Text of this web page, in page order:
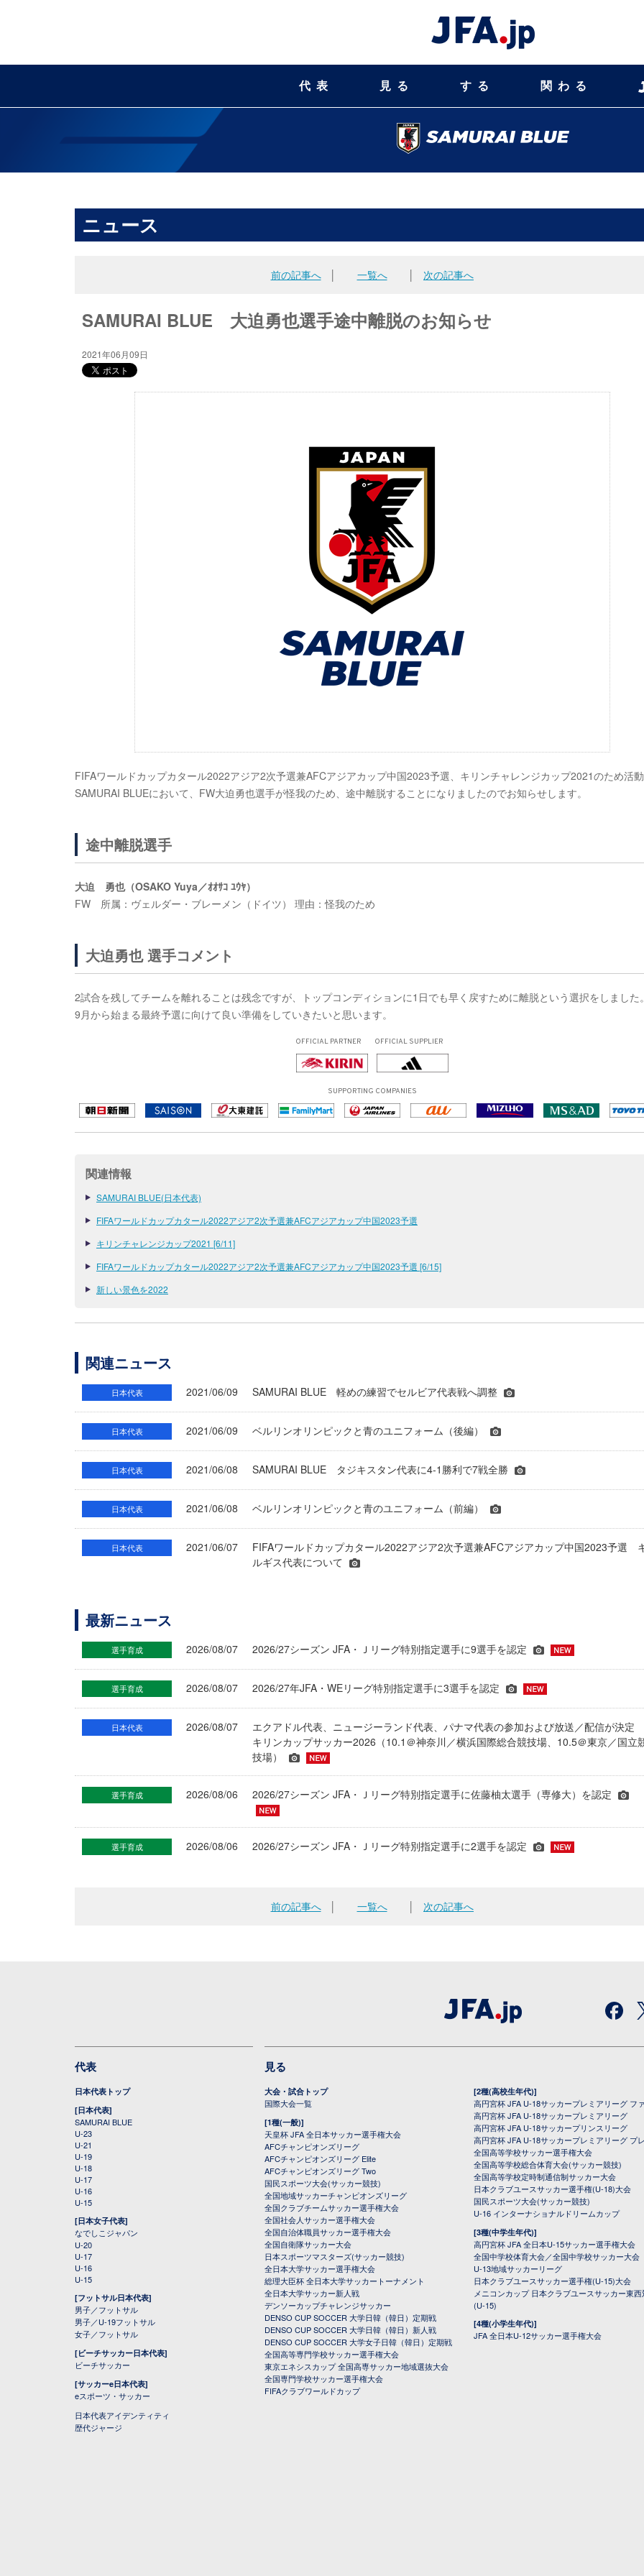
代表 見る する 関わる
ニュース
前の記事へ│ 一覧へ 次の記事へ
SAMURAI BLUE 大迫勇也選手途中離脱のお知らせ
2021年06月09日
FIFAワールドカップカタール2022アジア2次予選兼AFCアジアカップ中国2023予選、キリンチャレンジカップ2021のため活
SAMURAI BLUEにおいて、FW大迫勇也選手が怪我のため、途中離脱することになりましたのでお知らせします。
途中離脱選手
大迫 勇也（OSAKO Yuya／ｵｵｻｺ ﾕｳﾔ）
FW 所属：ヴェルダー・ブレーメン（ドイツ） 理由：怪我のため
大迫勇也 選手コメント
2試合を残してチームを離れることは残念ですが、トップコンディションに1日でも早く戻すために離脱という選択をしました
9月から始まる最終予選に向けて良い準備をしていきたいと思います。
OFFICIAL PARTNER OFFICIAL SUPPLIER
SUPPORTING COMPANIES
関連情報
SAMURAI BLUE(日本代表)
FIFAワールドカップカタール2022アジア2次予選兼AFCアジアカップ中国2023予選
キリンチャレンジカップ2021 [6/11]
FIFAワールドカップカタール2022アジア2次予選兼AFCアジアカップ中国2023予選 [6/15]
新しい景色を2022
関連ニュース
日本代表 2021/06/09 SAMURAI BLUE 軽めの練習でセルビア代表戦へ調整
日本代表 2021/06/09 ベルリンオリンピックと青のユニフォーム（後編）
日本代表 2021/06/08 SAMURAI BLUE タジキスタン代表に4-1勝利で7戦全勝
日本代表 2021/06/08 ベルリンオリンピックと青のユニフォーム（前編）
日本代表 2021/06/07
FIFAワールドカップカタール2022アジア2次予選兼AFCアジアカップ中国2023予選
ルギス代表について
最新ニュース
選手育成 2026/08/07 2026/27シーズン JFA・Ｊリーグ特別指定選手に9選手を認定
選手育成 2026/08/07 2026/27年JFA・WEリーグ特別指定選手に3選手を認定
日本代表 2026/08/07
エクアドル代表、ニュージーランド代表、パナマ代表の参加および放送／配信が決定
キリンカップサッカー2026（10.1＠神奈川／横浜国際総合競技場、10.5＠東京／国立
技場）
選手育成 2026/08/06 2026/27シーズン JFA・Ｊリーグ特別指定選手に佐藤柚太選手（専修大）を認定
選手育成 2026/08/06 2026/27シーズン JFA・Ｊリーグ特別指定選手に2選手を認定
前の記事へ│ 一覧へ │ 次の記事へ
代表
日本代表トップ
[日本代表]
SAMURAI BLUE
U-23
U-21
U-19
U-18
U-17
U-16
U-15
[日本女子代表]
なでしこジャパン
U-20
U-17
U-16
U-15
[フットサル日本代表]
男子／フットサル
男子／U-19フットサル
女子／フットサル
[ビーチサッカー日本代表]
ビーチサッカー
[サッカーe日本代表]
eスポーツ・サッカー
日本代表アイデンティティ
歴代ジャージ
見る
大会・試合トップ
国際大会一覧
[1種(一般)]
天皇杯 JFA 全日本サッカー選手権大会
AFCチャンピオンズリーグ
AFCチャンピオンズリーグ Elite
AFCチャンピオンズリーグ Two
国民スポーツ大会(サッカー競技)
全国地域サッカーチャンピオンズリーグ
全国クラブチームサッカー選手権大会
全国社会人サッカー選手権大会
全国自治体職員サッカー選手権大会
全国自衛隊サッカー大会
日本スポーツマスターズ(サッカー競技)
全日本大学サッカー選手権大会
総理大臣杯 全日本大学サッカートーナメント
全日本大学サッカー新人戦
デンソーカップチャレンジサッカー
DENSO CUP SOCCER 大学日韓（韓日）定期戦
DENSO CUP SOCCER 大学日韓（韓日）新人戦
DENSO CUP SOCCER 大学女子日韓（韓日）定期戦
全国高等専門学校サッカー選手権大会
東京エネシスカップ 全国高専サッカー地域選抜大会
全国専門学校サッカー選手権大会
FIFAクラブワールドカップ
[2種(高校生年代)]
高円宮杯 JFA U-18サッカープレミアリーグ フ
高円宮杯 JFA U-18サッカープレミアリーグ
高円宮杯 JFA U-18サッカープリンスリーグ
高円宮杯 JFA U-18サッカープレミアリーグ プ
全国高等学校サッカー選手権大会
全国高等学校総合体育大会(サッカー競技)
全国高等学校定時制通信制サッカー大会
日本クラブユースサッカー選手権(U-18)大会
国民スポーツ大会(サッカー競技)
U-16 インターナショナルドリームカップ
[3種(中学生年代)]
高円宮杯 JFA 全日本U-15サッカー選手権大会
全国中学校体育大会／全国中学校サッカー大会
U-13地域サッカーリーグ
日本クラブユースサッカー選手権(U-15)大会
メニコンカップ 日本クラブユースサッカー東
(U-15)
[4種(小学生年代)]
JFA 全日本U-12サッカー選手権大会